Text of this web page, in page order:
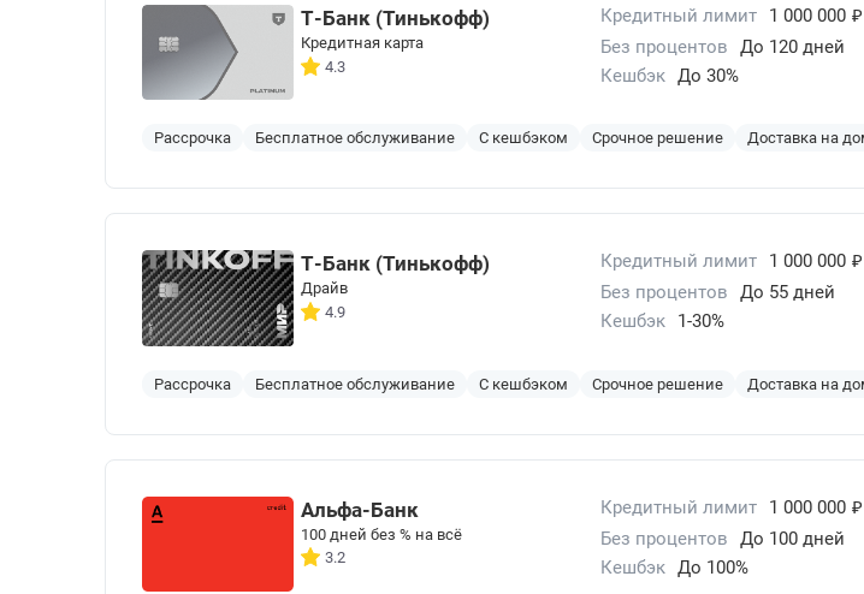
Т-Банк (Тинькофф)
Кредитная карта
4.3
Кредитный лимит 1 000 000 ₽
Без процентов
До 120 дней
Кешбэк До 30%
Рассрочка Бесплатное обслуживание С кешбэком Срочное решение Доставка на
Т-Банк (Тинькофф)
Драйв
4.9
Кредитный лимит 1 000 000 ₽
Без процентов
До 55 дней
Кешбэк
1-30%
Рассрочка Бесплатное обслуживание С кешбэком Срочное решение Доставка на
Альфа-Банк
100 дней без % на всё
3.2
Кредитный лимит 1 000 000 ₽
Без процентов
До 100 дней
Кешбэк
До 100%